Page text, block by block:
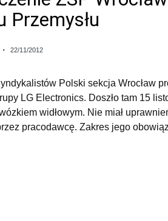
Przemysłu
22/11/2012
Polski sekcja Wrocław
LG Electronics. Doszło tam 15
widłowym. Nie miał
pracodawcę. Zakres jego